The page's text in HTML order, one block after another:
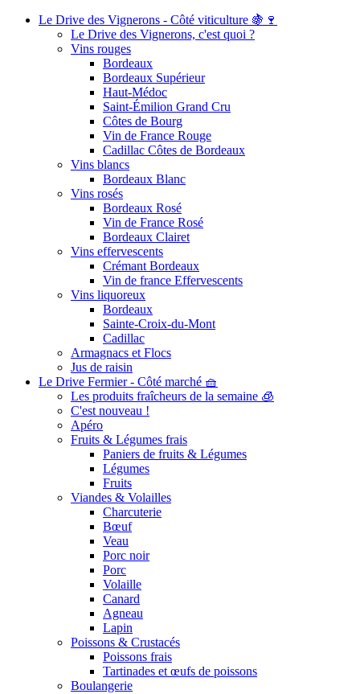
Le Drive des Vignerons - Côté viticulture 🍇🍷
Le Drive des Vignerons, c'est quoi ?
Vins rouges
Bordeaux
Bordeaux Supérieur
Haut-Médoc
Saint-Émilion Grand Cru
Côtes de Bourg
Vin de France Rouge
Cadillac Côtes de Bordeaux
Vins blancs
Bordeaux Blanc
Vins rosés
Bordeaux Rosé
Vin de France Rosé
Bordeaux Clairet
Vins effervescents
Crémant Bordeaux
Vin de france Effervescents
Vins liquoreux
Bordeaux
Sainte-Croix-du-Mont
Cadillac
Armagnacs et Flocs
Jus de raisin
Le Drive Fermier - Côté marché 🧺
Les produits fraîcheurs de la semaine 🧊
C'est nouveau !
Apéro
Fruits & Légumes frais
Paniers de fruits & Légumes
Légumes
Fruits
Viandes & Volailles
Charcuterie
Bœuf
Veau
Porc noir
Porc
Volaille
Canard
Agneau
Lapin
Poissons & Crustacés
Poissons frais
Tartinades et œufs de poissons
Boulangerie